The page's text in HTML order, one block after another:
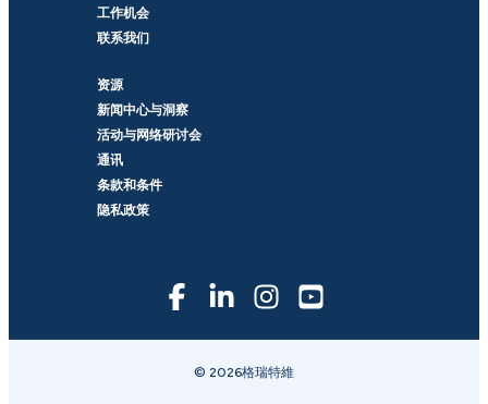
工作机会
联系我们
资源
新闻中心与洞察
活动与网络研讨会
通讯
条款和条件
隐私政策
© 2026格瑞特維